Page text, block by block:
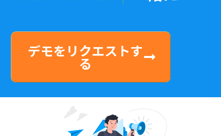
デモをリクエストす
る